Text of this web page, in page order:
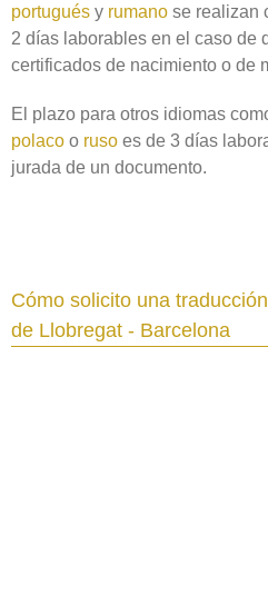
portugués y rumano se realizan
2 días laborables en el caso de
certificados de nacimiento o de
El plazo para otros idiomas
polaco o ruso es de 3 días
jurada de un documento.
Cómo solicito una
de Llobregat - Barcelona